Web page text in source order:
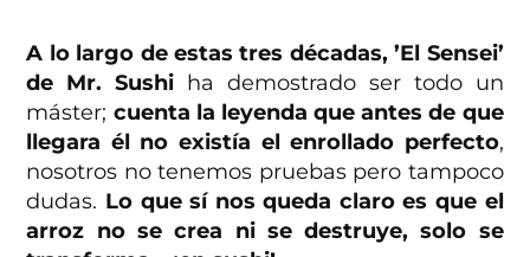
A lo largo de estas tres décadas, ’El Sensei’
de Mr. Sushi ha demostrado ser todo un
máster; cuenta la leyenda que antes de que
llegara él no existía el enrollado perfecto,
nosotros no tenemos pruebas pero tampoco
dudas. Lo que sí nos queda claro es que el
arroz no se crea ni se destruye, solo se